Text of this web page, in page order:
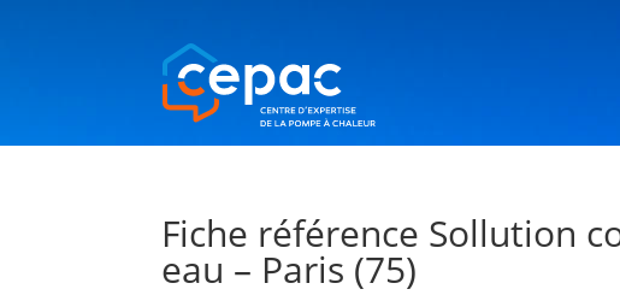
Fiche référence Sollution
eau – Paris (75)